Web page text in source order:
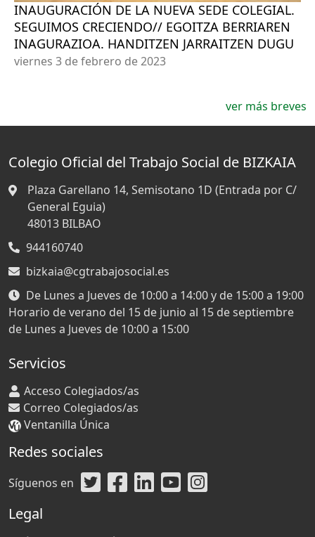
INAUGURACIÓN DE LA NUEVA SEDE COLEGIAL.
SEGUIMOS CRECIENDO// EGOITZA BERRIAREN
INAGURAZIOA. HANDITZEN JARRAITZEN DUGU
viernes 3 de febrero de 2023
ver más breves
Colegio Oficial del Trabajo Social de BIZKAIA
Plaza Garellano 14, Semisotano 1D (Entrada por C/
General Eguia)
48013 BILBAO
944160740
bizkaia@cgtrabajosocial.es
De Lunes a Jueves de 10:00 a 14:00 y de 15:00 a 19:00
Horario de verano del 15 de junio al 15 de septiembre
de Lunes a Jueves de 10:00 a 15:00
Servicios
Acceso Colegiados/as
Correo Colegiados/as
Ventanilla Única
Redes sociales
Síguenos en
Legal